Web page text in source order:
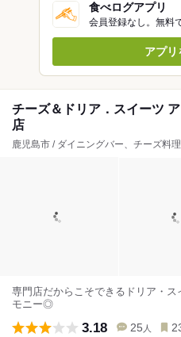
食べログアプリ
会員登録なし。無料
アプリ
チーズ＆ドリア．スイーツ
店
鹿児島市 / ダイニングバー、チーズ料
専門店だからこそできるドリア・
モニー◎
3.18 25 人